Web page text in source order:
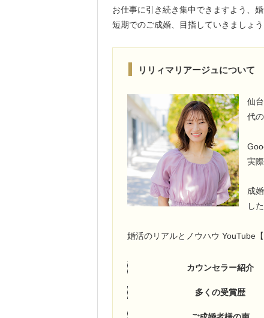
お仕事に引き続き集中できますよう、
短期でのご成婚、目指していきましょう
リリィマリアージュについて
仙
代
実
成
し
婚活のリアルとノウハウ YouTube
カウンセラー紹介
多くの受賞歴